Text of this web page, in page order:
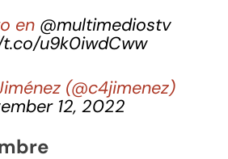
en @multimediostv
u9k0iwdCww
(@c4jimenez)
12, 2022